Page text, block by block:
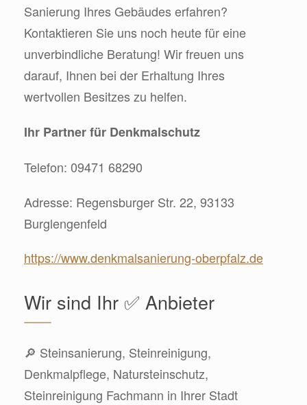
Sanierung Ihres Gebäudes erfahren?
Kontaktieren Sie uns noch heute für eine
unverbindliche Beratung! Wir freuen uns
darauf, Ihnen bei der Erhaltung Ihres
wertvollen Besitzes zu helfen.
Ihr Partner für Denkmalschutz
Telefon: 09471 68290
Adresse: Regensburger Str. 22, 93133
Burglengenfeld
https://www.denkmalsanierung-oberpfalz.de
Wir sind Ihr ✅ Anbieter
🔎 Steinsanierung, Steinreinigung,
Denkmalpflege, Natursteinschutz,
Steinreinigung Fachmann in Ihrer Stadt